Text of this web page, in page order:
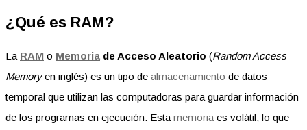
¿Qué es RAM?
La RAM o Memoria de Acceso Aleatorio (Random Access
Memoryen inglés) es un tipo de almacenamiento de datos
temporal que utilizan las computadoras para guardar información
de los programas en ejecución. Esta memoria es volátil, lo que